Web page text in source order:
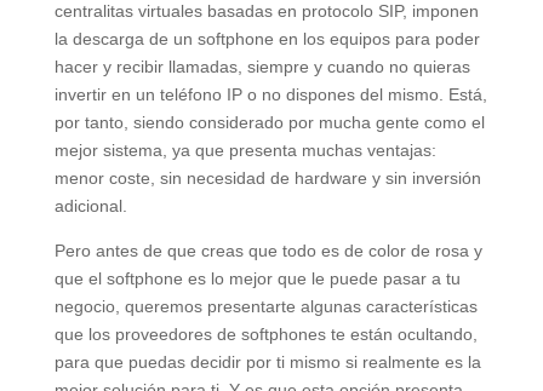
centralitas virtuales basadas en protocolo SIP, imponen
la descarga de un softphone en los equipos para poder
hacer y recibir llamadas, siempre y cuando no quieras
invertir en un teléfono IP o no dispones del mismo. Está,
por tanto, siendo considerado por mucha gente como el
mejor sistema, ya que presenta muchas ventajas:
menor coste, sin necesidad de hardware y sin inversión
adicional.
Pero antes de que creas que todo es de color de rosa y
que el softphone es lo mejor que le puede pasar a tu
negocio, queremos presentarte algunas características
que los proveedores de softphones te están ocultando,
para que puedas decidir por ti mismo si realmente es la